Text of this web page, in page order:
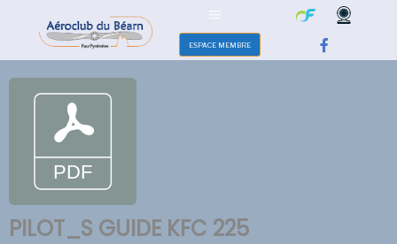
ESPACE MEMBRE
PILOT_S GUIDE KFC 225